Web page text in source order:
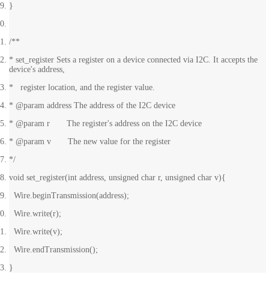
}
/**
* set_register Sets a register on a device connected via I2C. It accepts the
device's address,
* register location, and the register value.
* @param address The address of the I2C device
* @param r The register's address on the I2C device
* @param v The new value for the register
*/
void set_register(int address, unsigned char r, unsigned char v){
Wire.beginTransmission(address);
Wire.write(r);
Wire.write(v);
Wire.endTransmission();
}